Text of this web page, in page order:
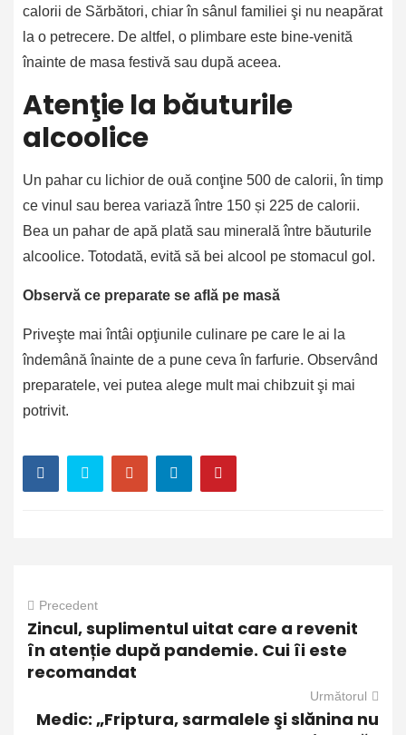
calorii de Sărbători, chiar în sânul familiei şi nu neapărat
la o petrecere. De altfel, o plimbare este bine-venită
înainte de masa festivă sau după aceea.
Atenţie la băuturile
alcoolice
Un pahar cu lichior de ouă conţine 500 de calorii, în timp
ce vinul sau berea variază între 150 și 225 de calorii.
Bea un pahar de apă plată sau minerală între băuturile
alcoolice. Totodată, evită să bei alcool pe stomacul gol.
Observă ce preparate se află pe masă
Priveşte mai întâi opţiunile culinare pe care le ai la
îndemână înainte de a pune ceva în farfurie. Observând
preparatele, vei putea alege mult mai chibzuit şi mai
potrivit.
Precedent
Zincul, suplimentul uitat care a revenit
în atenție după pandemie. Cui îi este
recomandat
Următorul
Medic: „Friptura, sarmalele şi slănina nu